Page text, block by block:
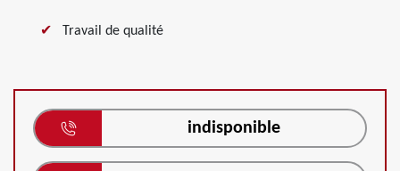
Travail de qualité
indisponible